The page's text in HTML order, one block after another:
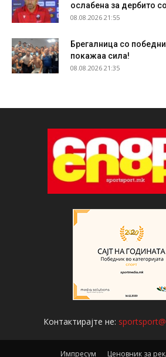
ослабена за дербито
08.08.2026 21:55
Брегалница со
покажаа сила!
08.08.2026 21:35
Контактирајте не:
Импресум Ценовник за